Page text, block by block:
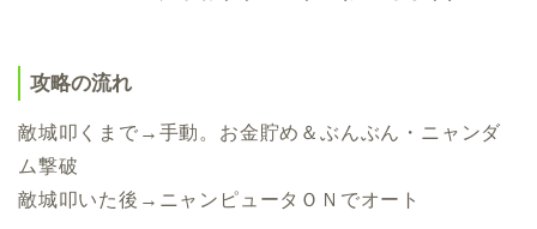
攻略の流れ
敵城叩くまで→手動。お金貯め＆ぶんぶん・ニャンダ
ム撃破
敵城叩いた後→ニャンピュータＯＮでオート